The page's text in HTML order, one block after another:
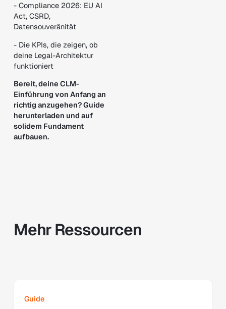
- Compliance 2026: EU AI
Act, CSRD,
Datensouveränität
- Die KPIs, die zeigen, ob
deine Legal-Architektur
funktioniert
Bereit, deine CLM-
Einführung von Anfang an
richtig anzugehen? Guide
herunterladen und auf
solidem Fundament
aufbauen.
Mehr Ressourcen
Guide